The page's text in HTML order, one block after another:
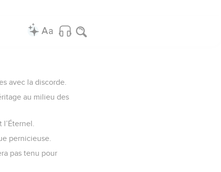
avec la discorde.
au milieu des
pernicieuse.
pas tenu pour